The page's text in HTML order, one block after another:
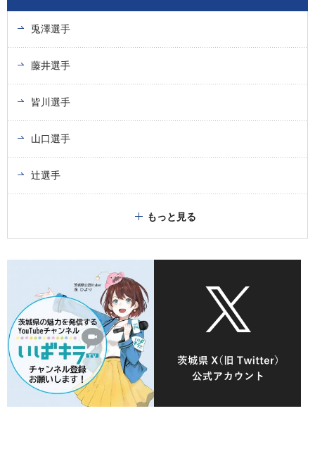
兎澤選手
藤井選手
皆川選手
山口選手
辻選手
もっと見る